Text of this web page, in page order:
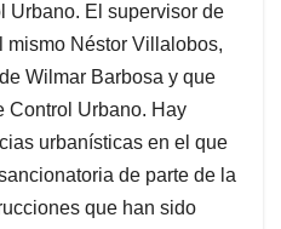
Urbano. El supervisor de
mismo Néstor Villalobos,
Wilmar Barbosa y que
Control Urbano. Hay
urbanísticas en el que
de parte de la
que han sido